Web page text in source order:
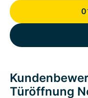
Türöffnung